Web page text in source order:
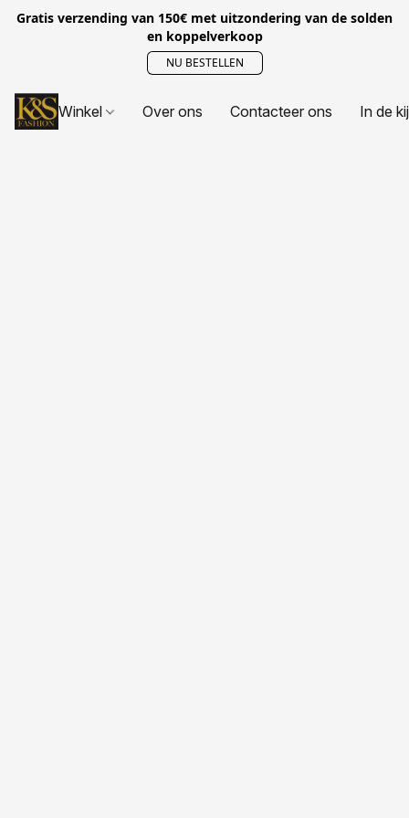
Gratis verzending van 150€ met uitzondering van de solden
en koppelverkoop
NU BESTELLEN
Winkel Over ons Contacteer ons In de